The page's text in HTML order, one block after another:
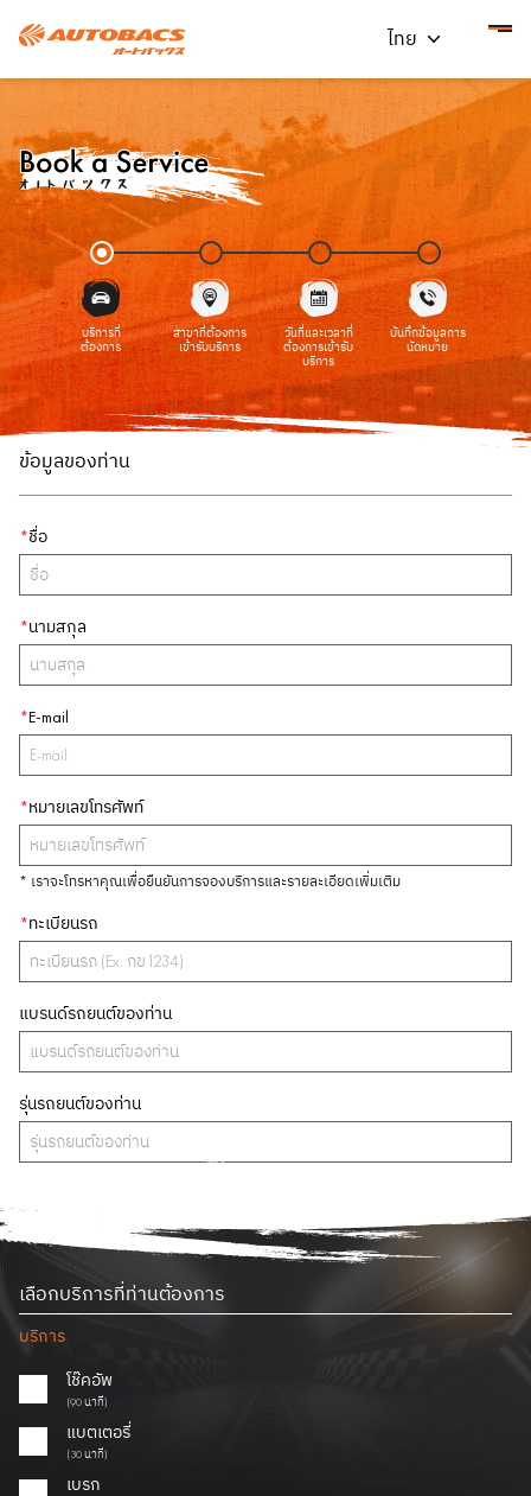
ไทย
บริการที่
ต้องการ
สาขาที่ต้องการ
เข้ารับบริการ
วันที่และเวลาที่
ต้องการเข้ารับ
บริการ
บันทึกข้อมูลการ
นัดหมาย
ข้อมูลของท่าน
*ชื่อ
*นามสกุล
*E-mail
*หมายเลขโทรศัพท์
* เราจะโทรหาคุณเพื่อยืนยันการจองบริการและรายละเอียดเพิ่มเติม
*ทะเบียนรถ
แบรนด์รถยนต์ของท่าน
รุ่นรถยนต์ของท่าน
เลือกบริการที่ท่านต้องการ
บริการ
โช๊คอัพ
(90 นาที)
แบตเตอรี่
(30 นาที)
เบรก